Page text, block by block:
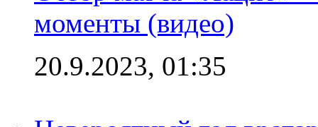
моменты (видео)
20.9.2023, 01:35